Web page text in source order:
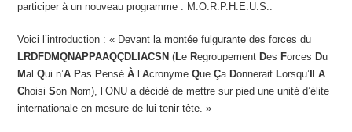
participer à un nouveau programme : M.O.R.P.H.E.U.S..
Voici l’introduction : « Devant la montée fulgurante des forces du
LRDFDMQNAPPAAQÇDLIACSN (Le Regroupement Des Forces Du
MalQui n’A Pas PenséÀ l’AcronymeQueÇa Donnerait Lorsqu’ lA
ChoisiSon Nom), l’ONU a décidé de mettre sur pied une unité d’élite
internationale en mesure de lui tenir tête. »